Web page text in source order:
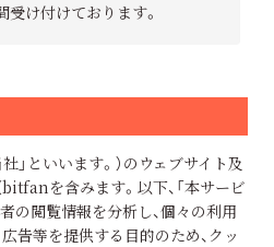
け付けております。
」といいます。）のウェブサイト及
を含みます。以下、「本サービ
者の閲覧情報を分析し、個々の利用
告等を提供する目的のため、クッ